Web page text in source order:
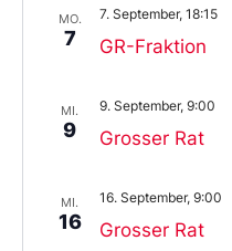
aus.
MO.
7 GR-Fraktion
7. September, 18:15
MI.
9 Grosser Rat
9. September, 9:00
MI.
16 Grosser Rat
16. September, 9:00